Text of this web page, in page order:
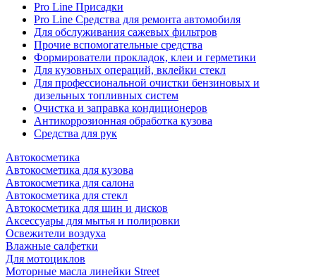
Pro Line Присадки
Pro Line Средства для ремонта автомобиля
Для обслуживания сажевых фильтров
Прочие вспомогательные средства
Формирователи прокладок, клеи и герметики
Для кузовных операций, вклейки стекл
Для профессиональной очистки бензиновых и
дизельных топливных систем
Очистка и заправка кондиционеров
Антикоррозионная обработка кузова
Средства для рук
Автокосметика
Автокосметика для кузова
Автокосметика для салона
Автокосметика для стекл
Автокосметика для шин и дисков
Аксессуары для мытья и полировки
Освежители воздуха
Влажные салфетки
Для мотоциклов
Моторные масла линейки Street